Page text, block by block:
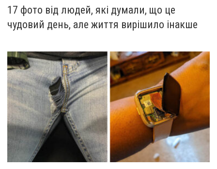
17 фото від людей, які думали, що це
чудовий день, але життя вирішило інакше